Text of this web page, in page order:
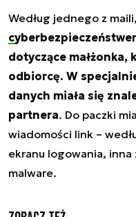
Według jednego z
dotyczące małżonka,
odbiorcę. W
danych miała się
partnera. Do paczki
wiadomości link –
ekranu logowania, inna
malware.